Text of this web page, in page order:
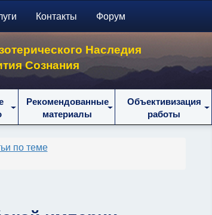
Контакты Форум
Наследия
Сознания
Рекомендованные
материалы
Объективизация
работы
по теме